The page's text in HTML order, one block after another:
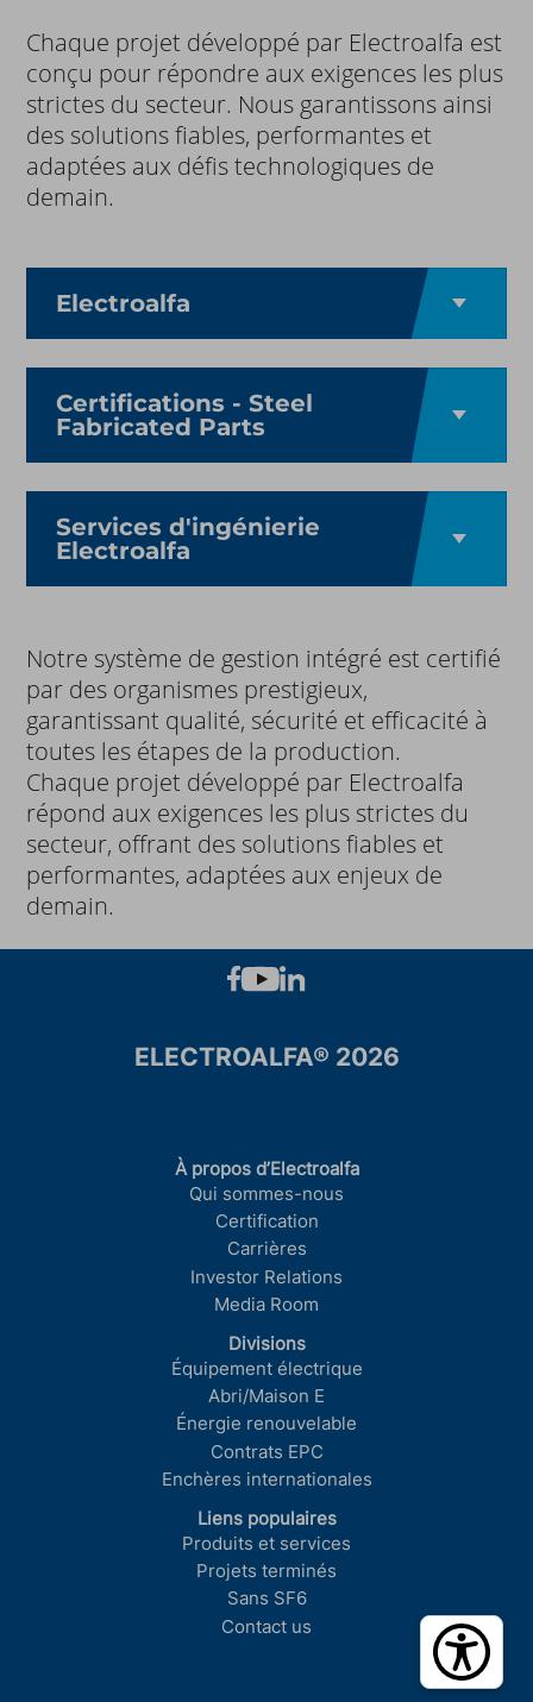
Chaque projet développé par Electroalfa est
conçu pour répondre aux exigences les plus
strictes du secteur. Nous garantissons ainsi
des solutions fiables, performantes et
adaptées aux défis technologiques de
demain.
Electroalfa
Certifications - Steel
Fabricated Parts
Services d'ingénierie
Electroalfa
Notre système de gestion intégré est certifié
par des organismes prestigieux,
garantissant qualité, sécurité et efficacité à
toutes les étapes de la production.
Chaque projet développé par Electroalfa
répond aux exigences les plus strictes du
secteur, offrant des solutions fiables et
performantes, adaptées aux enjeux de
demain.
ELECTROALFA® 2026
À propos d’Electroalfa
Qui sommes-nous
Certification
Carrières
Investor Relations
Media Room
Divisions
Équipement électrique
Abri/Maison E
Énergie renouvelable
Contrats EPC
Enchères internationales
Liens populaires
Produits et services
Projets terminés
Sans SF6
Contact us